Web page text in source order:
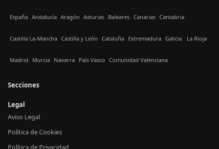
España Andalucía Aragón Asturias Baleares Canarias Cantabria
Castilla La-Mancha Castilla y León Cataluña Extremadura Galicia La Rioja
Madrid Murcia Navarra País Vasco Comunidad Valenciana
Secciones
Legal
Aviso Legal
Política de Cookies